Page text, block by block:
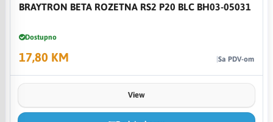
BRAYTRON BETA ROZETNA RS2 P20 BLC BH03-05031
Dostupno
17,80 KM Sa PDV-om
View